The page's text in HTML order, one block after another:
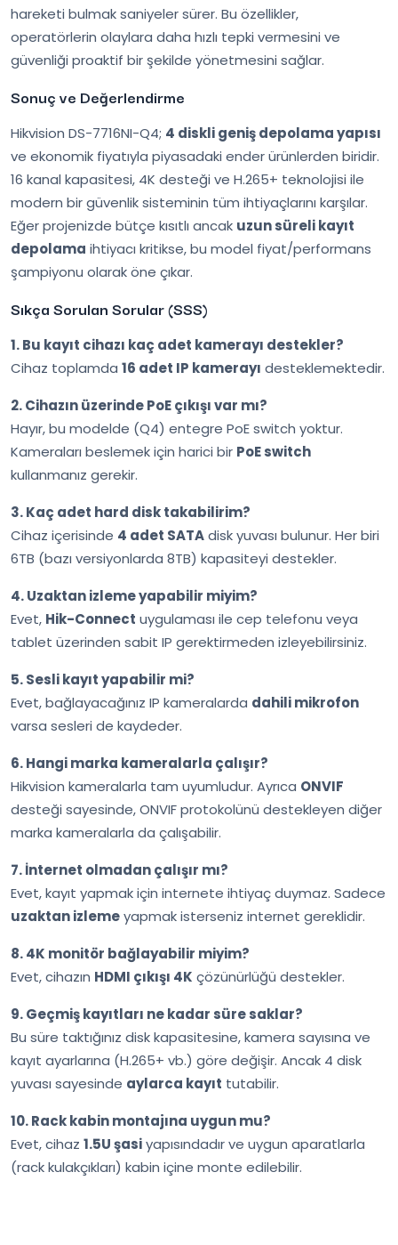
hareketi bulmak saniyeler sürer. Bu özellikler,
operatörlerin olaylara daha hızlı tepki vermesini ve
güvenliği proaktif bir şekilde yönetmesini sağlar.
Sonuç ve Değerlendirme
Hikvision DS-7716NI-Q4; 4 diskli geniş depolama yapısı
ve ekonomik fiyatıyla piyasadaki ender ürünlerden biridir.
16 kanal kapasitesi, 4K desteği ve H.265+ teknolojisi ile
modern bir güvenlik sisteminin tüm ihtiyaçlarını karşılar.
Eğer projenizde bütçe kısıtlı ancak uzun süreli kayıt
depolama ihtiyacı kritikse, bu model fiyat/performans
şampiyonu olarak öne çıkar.
Sıkça Sorulan Sorular (SSS)
1. Bu kayıt cihazı kaç adet kamerayı destekler?
Cihaz toplamda 16 adet IP kamerayı desteklemektedir.
2. Cihazın üzerinde PoE çıkışı var mı?
Hayır, bu modelde (Q4) entegre PoE switch yoktur.
Kameraları beslemek için harici bir PoE switch
kullanmanız gerekir.
3. Kaç adet hard disk takabilirim?
Cihaz içerisinde 4 adet SATAdisk yuvası bulunur. Her biri
6TB (bazı versiyonlarda 8TB) kapasiteyi destekler.
4. Uzaktan izleme yapabilir miyim?
Evet, Hik-Connect uygulaması ile cep telefonu veya
tablet üzerinden sabit IP gerektirmeden izleyebilirsiniz.
5. Sesli kayıt yapabilir mi?
Evet, bağlayacağınız IP kameralarda dahili mikrofon
varsa sesleri de kaydeder.
6. Hangi marka kameralarla çalışır?
Hikvision kameralarla tam uyumludur. Ayrıca ONVIF
desteği sayesinde, ONVIF protokolünü destekleyen diğer
marka kameralarla da çalışabilir.
7. İnternet olmadan çalışır mı?
Evet, kayıt yapmak için internete ihtiyaç duymaz. Sadece
uzaktan izlemeyapmak isterseniz internet gereklidir.
8. 4K monitör bağlayabilir miyim?
Evet, cihazın HDMI çıkışı 4K çözünürlüğü destekler.
9. Geçmiş kayıtları ne kadar süre saklar?
Bu süre taktığınız disk kapasitesine, kamera sayısına ve
kayıt ayarlarına (H.265+ vb.) göre değişir. Ancak 4 disk
yuvası sayesinde aylarca kayıt tutabilir.
10. Rack kabin montajına uygun mu?
Evet, cihaz 1.5U şasiyapısındadır ve uygun aparatlarla
(rack kulakçıkları) kabin içine monte edilebilir.